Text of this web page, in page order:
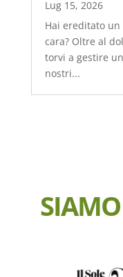
Lug 15, 2026
Hai ereditato
cara? Oltre al
torvi a gestire
nostri...